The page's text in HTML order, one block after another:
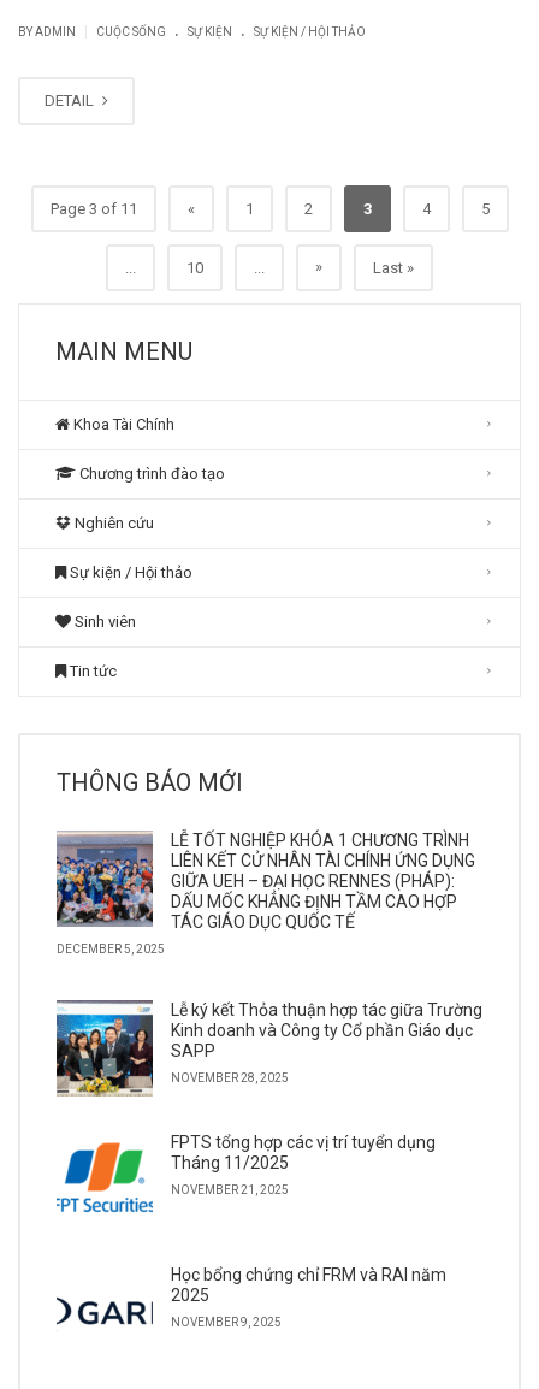
BYADMIN CUỘC SỐNG . SỰ KIỆN . SỰ KIỆN / HỘI THẢO
DETAIL
Page 3 of 11 « 1 2 3 4 5
10 » Last »
MAIN MENU
Khoa Tài Chính
Chương trình đào tạo
Nghiên cứu
Sự kiện / Hội thảo
Sinh viên
Tin tức
THÔNG BÁO MỚI
LỄ TỐT NGHIỆP KHÓA 1 CHƯƠNG TRÌNH
LIÊN KẾT CỬ NHÂN TÀI CHÍNH ỨNG DỤNG
GIỮA UEH – ĐẠI HỌC RENNES (PHÁP):
DẤU MỐC KHẲNG ĐỊNH TẦM CAO HỢP
TÁC GIÁO DỤC QUỐC TẾ
DECEMBER 5, 2025
Lễ ký kết Thỏa thuận hợp tác giữa Trường
Kinh doanh và Công ty Cổ phần Giáo dục
SAPP
NOVEMBER 28, 2025
FPTS tổng hợp các vị trí tuyển dụng
Tháng 11/2025
NOVEMBER 21, 2025
Học bổng chứng chỉ FRM và RAI năm
2025
NOVEMBER 9, 2025